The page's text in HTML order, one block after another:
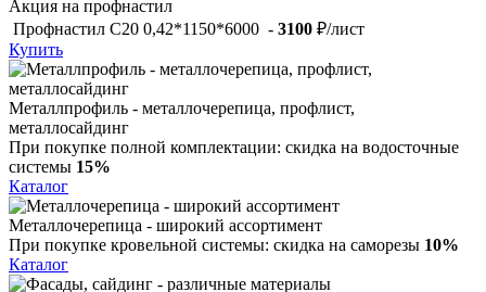
Акция на профнастил
Профнастил С20 0,42*1150*6000 - 3100 ₽/лист
Купить
Металлпрофиль - металлочерепица, профлист,
металлосайдинг
При покупке полной комплектации: скидка на водосточные
системы 15%
Каталог
Металлочерепица - широкий ассортимент
При покупке кровельной системы: скидка на саморезы 10%
Каталог